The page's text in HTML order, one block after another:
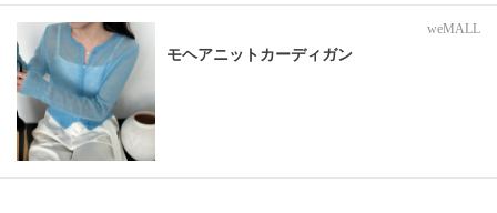
weMALL
モヘアニットカーディガン